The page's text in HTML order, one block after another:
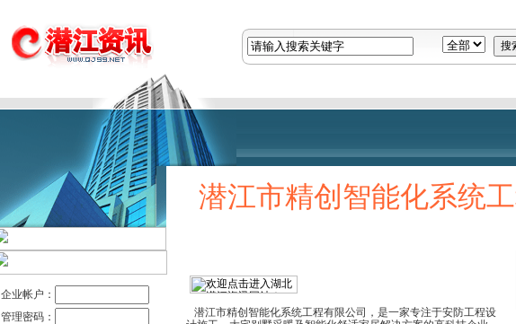
潜江市精创智能化系统
企业帐户：
管理密码：
潜江市精创智能化系统工程有限公司，是一家专注于安防工程设